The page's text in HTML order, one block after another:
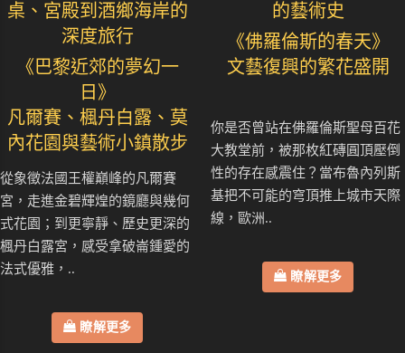
桌、宮殿到酒鄉海岸的
深度旅行
《巴黎近郊的夢幻一
日》
凡爾賽、楓丹白露、莫
內花園與藝術小鎮散步
從象徵法國王權巔峰的凡爾賽
宮，走進金碧輝煌的鏡廳與幾何
式花園；到更寧靜、歷史更深的
楓丹白露宮，感受拿破崙鍾愛的
法式優雅，..
瞭解更多
的藝術史
《佛羅倫斯的春天》
文藝復興的繁花盛開
你是否曾站在佛羅倫斯聖母百花
大教堂前，被那枚紅磚圓頂壓倒
性的存在感震住？當布魯內列斯
基把不可能的穹頂推上城市天際
線，歐洲..
瞭解更多